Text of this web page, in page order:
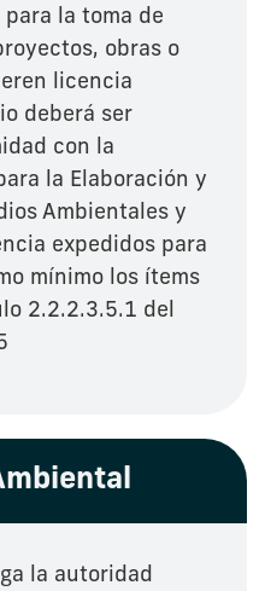
la toma de
obras o
licencia
deberá ser
con la
la Elaboración y
Ambientales y
expedidos para
mínimo los ítems
2.2.2.3.5.1 del
la autoridad